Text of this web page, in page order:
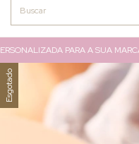
PARA A SUA MARCA!
Esgotado